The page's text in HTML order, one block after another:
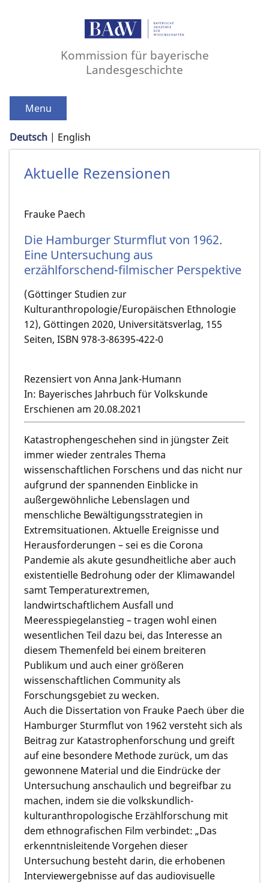
Kommission für bayerische
Landesgeschichte
Menu
Deutsch English
Aktuelle Rezensionen
Frauke Paech
Die Hamburger Sturmflut von 1962.
Eine Untersuchung aus
erzählforschend-filmischer Perspektive
(Göttinger Studien zur
Kulturanthropologie/Europäischen Ethnologie
12), Göttingen 2020, Universitätsverlag, 155
Seiten, ISBN 978-3-86395-422-0
Rezensiert von Anna Jank-Humann
In: Bayerisches Jahrbuch für Volkskunde
Erschienen am 20.08.2021
Katastrophengeschehen sind in jüngster Zeit
immer wieder zentrales Thema
wissenschaftlichen Forschens und das nicht nur
aufgrund der spannenden Einblicke in
außergewöhnliche Lebenslagen und
menschliche Bewältigungsstrategien in
Extremsituationen. Aktuelle Ereignisse und
Herausforderungen – sei es die Corona
Pandemie als akute gesundheitliche aber auch
existentielle Bedrohung oder der Klimawandel
samt Temperaturextremen,
landwirtschaftlichem Ausfall und
Meeresspiegelanstieg – tragen wohl einen
wesentlichen Teil dazu bei, das Interesse an
diesem Themenfeld bei einem breiteren
Publikum und auch einer größeren
wissenschaftlichen Community als
Forschungsgebiet zu wecken.
Auch die Dissertation von Frauke Paech über die
Hamburger Sturmflut von 1962 versteht sich als
Beitrag zur Katastrophenforschung und greift
auf eine besondere Methode zurück, um das
gewonnene Material und die Eindrücke der
Untersuchung anschaulich und begreifbar zu
machen, indem sie die volkskundlich-
kulturanthropologische Erzählforschung mit
dem ethnografischen Film verbindet: „Das
erkenntnisleitende Vorgehen dieser
Untersuchung besteht darin, die erhobenen
Interviewergebnisse auf das audiovisuelle